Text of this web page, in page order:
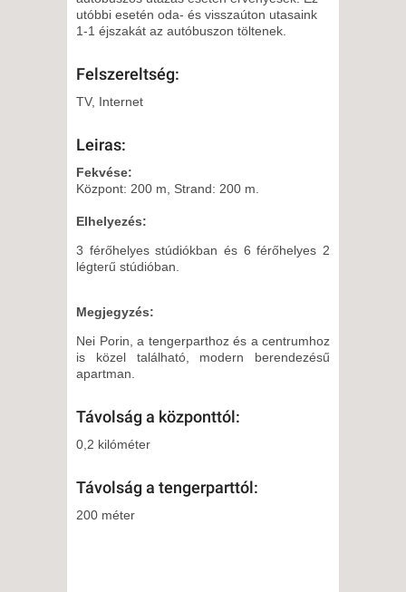
utóbbi esetén oda- és visszaúton utasaink
1-1 éjszakát az autóbuszon töltenek.
Felszereltség:
TV, Internet
Leiras:
Fekvése:
Központ: 200 m, Strand: 200 m.
Elhelyezés:
3 férőhelyes stúdiókban és 6 férőhelyes 2
légterű stúdióban.
Megjegyzés:
Nei Porin, a tengerparthoz és a centrumhoz
is közel található, modern berendezésű
apartman.
Távolság a központtól:
0,2 kilóméter
Távolság a tengerparttól:
200 méter